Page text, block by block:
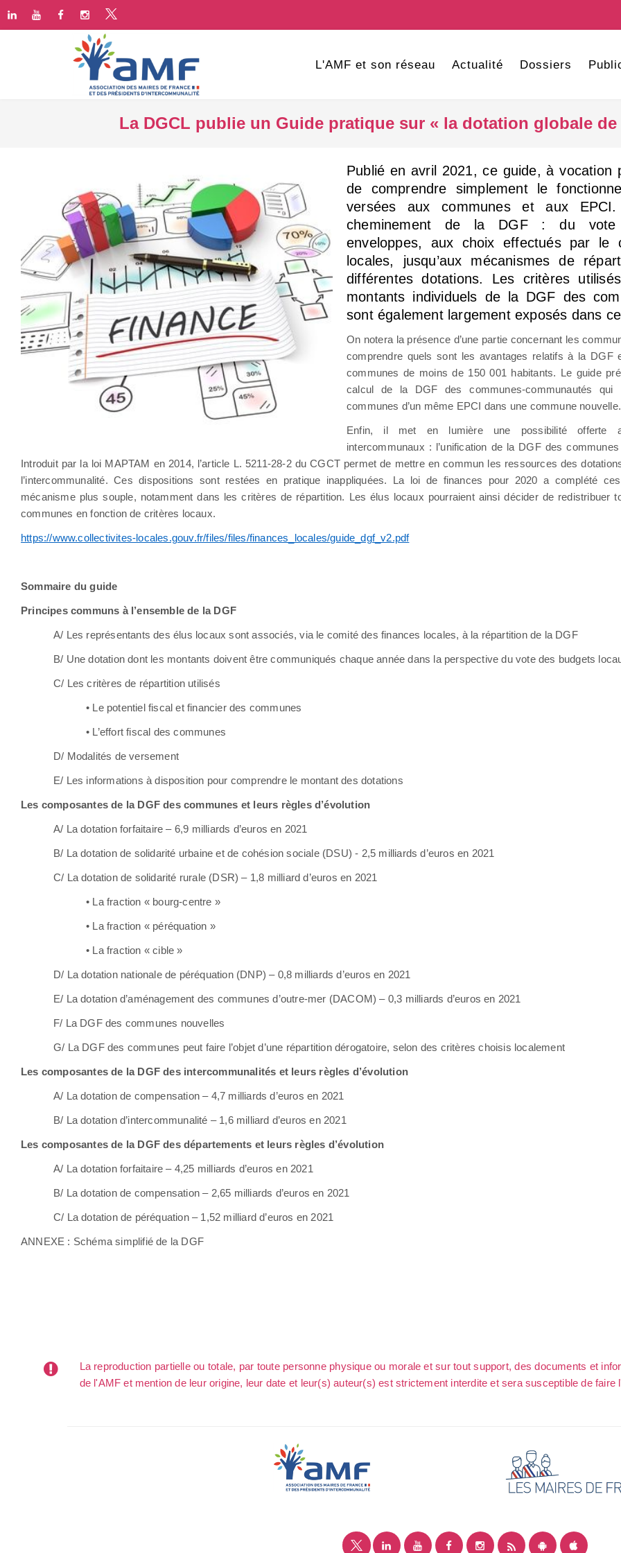
L'AMF et son réseau Actualité Dossiers
La DGCL publie un Guide pratique sur « la dotation globale
Publié en avril 2021, ce guide, à vocation
de comprendre simplement le
versées aux communes et aux
cheminement de la DGF : du vote
enveloppes, aux choix effectués par le
locales, jusqu’aux mécanismes de
différentes dotations. Les critères
montants individuels de la DGF des
sont également largement exposés dans
On notera la présence d’une partie concernant les
comprendre quels sont les avantages relatifs à la DGF
communes de moins de 150 001 habitants. Le guide
calcul de la DGF des communes-communautés qui
communes d’un même EPCI dans une commune nouvelle.
Enfin, il met en lumière une possibilité offerte
intercommunaux : l’unification de la DGF des
Introduit par la loi MAPTAM en 2014, l’article L. 5211-28-2 du CGCT permet de mettre en commun les ressources des
l’intercommunalité. Ces dispositions sont restées en pratique inappliquées. La loi de finances pour 2020 a complété
mécanisme plus souple, notamment dans les critères de répartition. Les élus locaux pourraient ainsi décider de redistribuer
communes en fonction de critères locaux.
https://www.collectivites-locales.gouv.fr/files/files/finances_locales/guide_dgf_v2.pdf
Sommaire du guide
Principes communs à l’ensemble de la DGF
A/ Les représentants des élus locaux sont associés, via le comité des finances locales, à la répartition de la DGF
B/ Une dotation dont les montants doivent être communiqués chaque année dans la perspective du vote des budgets
C/ Les critères de répartition utilisés
• Le potentiel fiscal et financier des communes
• L’effort fiscal des communes
D/ Modalités de versement
E/ Les informations à disposition pour comprendre le montant des dotations
Les composantes de la DGF des communes et leurs règles d’évolution
A/ La dotation forfaitaire – 6,9 milliards d’euros en 2021
B/ La dotation de solidarité urbaine et de cohésion sociale (DSU) - 2,5 milliards d’euros en 2021
C/ La dotation de solidarité rurale (DSR) – 1,8 milliard d’euros en 2021
• La fraction « bourg-centre »
• La fraction « péréquation »
• La fraction « cible »
D/ La dotation nationale de péréquation (DNP) – 0,8 milliards d’euros en 2021
E/ La dotation d’aménagement des communes d’outre-mer (DACOM) – 0,3 milliards d’euros en 2021
F/ La DGF des communes nouvelles
G/ La DGF des communes peut faire l’objet d’une répartition dérogatoire, selon des critères choisis localement
Les composantes de la DGF des intercommunalités et leurs règles d’évolution
A/ La dotation de compensation – 4,7 milliards d’euros en 2021
B/ La dotation d’intercommunalité – 1,6 milliard d’euros en 2021
Les composantes de la DGF des départements et leurs règles d’évolution
A/ La dotation forfaitaire – 4,25 milliards d’euros en 2021
B/ La dotation de compensation – 2,65 milliards d’euros en 2021
C/ La dotation de péréquation – 1,52 milliard d’euros en 2021
ANNEXE : Schéma simplifié de la DGF
La reproduction partielle ou totale, par toute personne physique ou morale et sur tout support, des documents et
de l'AMF et mention de leur origine, leur date et leur(s) auteur(s) est strictement interdite et sera susceptible de faire